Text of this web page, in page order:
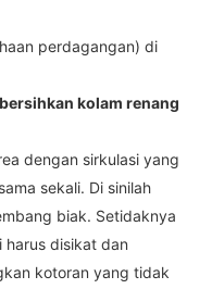
perdagangan) di
kolam renang
dengan sirkulasi yang
sekali. Di sinilah
biak. Setidaknya
harus disikat dan
kotoran yang tidak